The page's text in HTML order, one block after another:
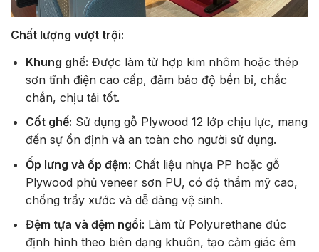
Chất lượng vượt trội:
Khung ghế: Được làm từ hợp kim nhôm hoặc thép
sơn tĩnh điện cao cấp, đảm bảo độ bền bỉ, chắc
chắn, chịu tải tốt.
Cốt ghế: Sử dụng gỗ Plywood 12 lớp chịu lực, mang
đến sự ổn định và an toàn cho người sử dụng.
Ốp lưng và ốp đệm: Chất liệu nhựa PP hoặc gỗ
Plywood phủ veneer sơn PU, có độ thẩm mỹ cao,
chống trầy xước và dễ dàng vệ sinh.
Đệm tựa và đệm ngồi: Làm từ Polyurethane đúc
định hình theo biên dạng khuôn, tạo cảm giác êm